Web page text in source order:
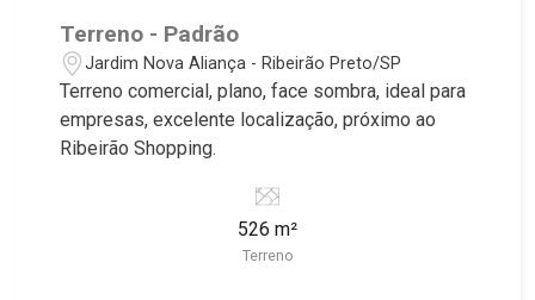
Terreno - Padrão
Jardim Nova Aliança - Ribeirão Preto/SP
Terreno comercial, plano, face sombra, ideal para
empresas, excelente localização, próximo ao
Ribeirão Shopping.
526 m²
Terreno